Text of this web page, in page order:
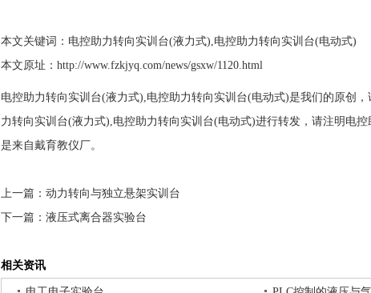
本文关键词：电控助力转向实训台(液力式),电控助力转向实训台(电动式)
本文原址：http://www.fzkjyq.com/news/gsxw/1120.html
电控助力转向实训台(液力式),电控助力转向实训台(电动式)是我们的原创
力转向实训台(液力式),电控助力转向实训台(电动式)进行转发，请注明电
是来自戴育教仪厂。
上一篇： 动力转向与独立悬架实训台
下一篇： 液压式离合器实验台
相关资讯